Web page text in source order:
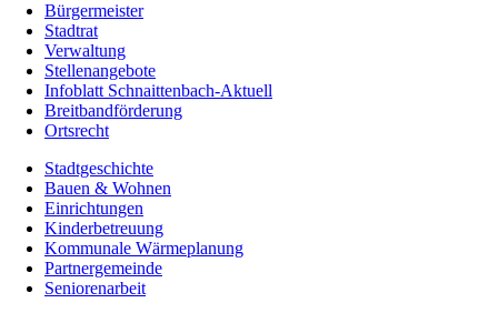
Bürgermeister
Stadtrat
Verwaltung
Stellenangebote
Infoblatt Schnaittenbach-Aktuell
Breitbandförderung
Ortsrecht
Stadtgeschichte
Bauen & Wohnen
Einrichtungen
Kinderbetreuung
Kommunale Wärmeplanung
Partnergemeinde
Seniorenarbeit